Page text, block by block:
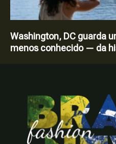
Washington, DC guarda
menos conhecido — da